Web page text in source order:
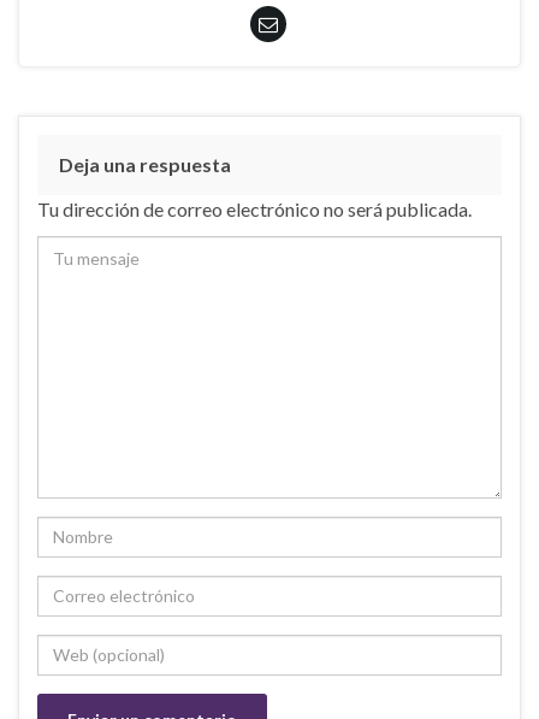
Deja una respuesta
Tu dirección de correo electrónico no será publicada.